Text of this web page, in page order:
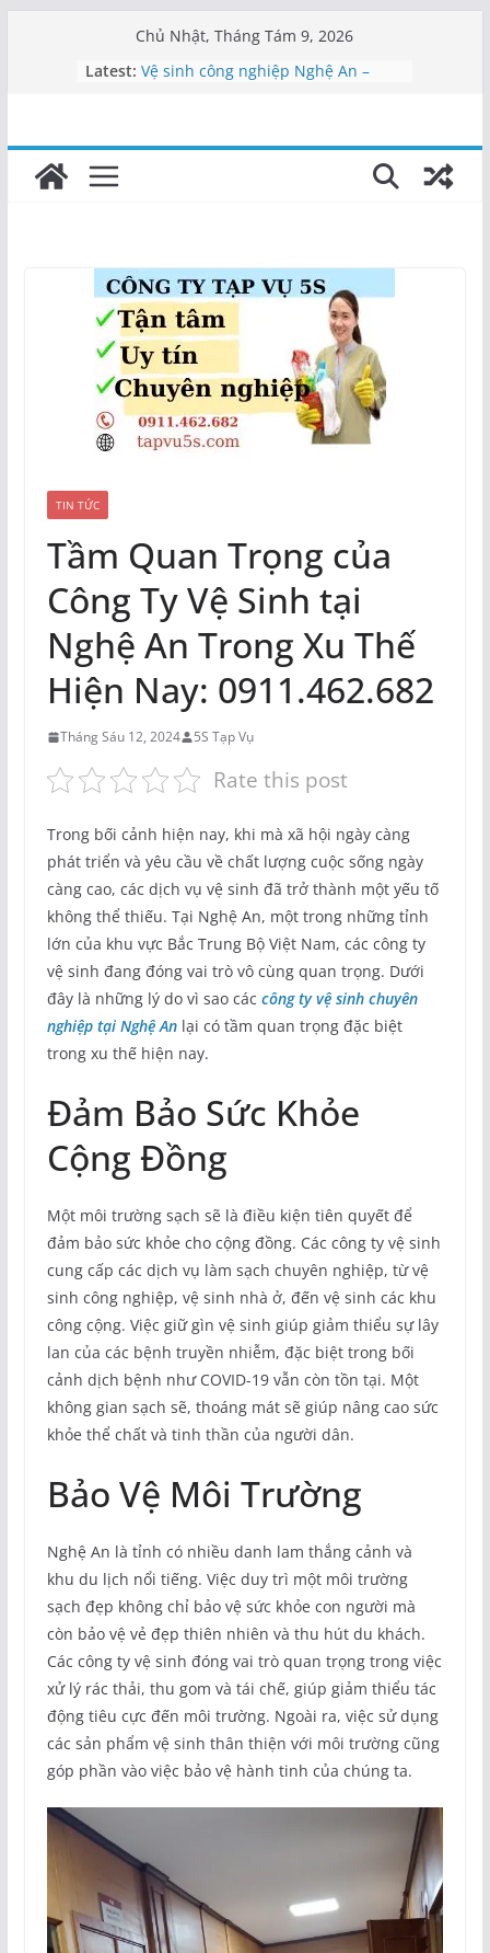
Chủ Nhật, Tháng Tám 9, 2026
Latest: Vệ sinh công nghiệp Nghệ An –
Cung cấp nhân viên vệ sinh Nghệ
TIN TỨC
Tầm Quan Trọng của
Công Ty Vệ Sinh tại
Nghệ An Trong Xu Thế
Hiện Nay: 0911.462.682
Tháng Sáu 12, 2024 5S Tạp Vụ
Rate this post
Trong bối cảnh hiện nay, khi mà xã hội ngày càng
phát triển và yêu cầu về chất lượng cuộc sống ngày
càng cao, các dịch vụ vệ sinh đã trở thành một yếu tố
không thể thiếu. Tại Nghệ An, một trong những tỉnh
lớn của khu vực Bắc Trung Bộ Việt Nam, các công ty
vệ sinh đang đóng vai trò vô cùng quan trọng. Dưới
đây là những lý do vì sao các công ty vệ sinh chuyên
nghiệp tại Nghệ Anlại có tầm quan trọng đặc biệt
trong xu thế hiện nay.
Đảm Bảo Sức Khỏe
Cộng Đồng
Một môi trường sạch sẽ là điều kiện tiên quyết để
đảm bảo sức khỏe cho cộng đồng. Các công ty vệ sinh
cung cấp các dịch vụ làm sạch chuyên nghiệp, từ vệ
sinh công nghiệp, vệ sinh nhà ở, đến vệ sinh các khu
công cộng. Việc giữ gìn vệ sinh giúp giảm thiểu sự lây
lan của các bệnh truyền nhiễm, đặc biệt trong bối
cảnh dịch bệnh như COVID-19 vẫn còn tồn tại. Một
không gian sạch sẽ, thoáng mát sẽ giúp nâng cao sức
khỏe thể chất và tinh thần của người dân.
Bảo Vệ Môi Trường
Nghệ An là tỉnh có nhiều danh lam thắng cảnh và
khu du lịch nổi tiếng. Việc duy trì một môi trường
sạch đẹp không chỉ bảo vệ sức khỏe con người mà
còn bảo vệ vẻ đẹp thiên nhiên và thu hút du khách.
Các công ty vệ sinh đóng vai trò quan trọng trong việc
xử lý rác thải, thu gom và tái chế, giúp giảm thiểu tác
động tiêu cực đến môi trường. Ngoài ra, việc sử dụng
các sản phẩm vệ sinh thân thiện với môi trường cũng
góp phần vào việc bảo vệ hành tinh của chúng ta.